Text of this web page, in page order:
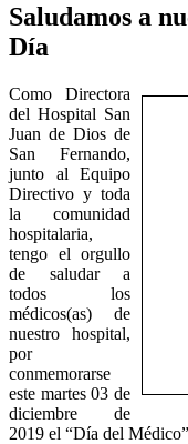
Saludamos a
Día
Como Directora
del Hospital San
Juan de Dios de
San Fernando,
junto al Equipo
Directivo y toda
la comunidad
hospitalaria,
tengo el orgullo
de saludar a
todos los
médicos(as) de
nuestro hospital,
por
conmemorarse
este martes 03 de
diciembre de
2019 el “Día del